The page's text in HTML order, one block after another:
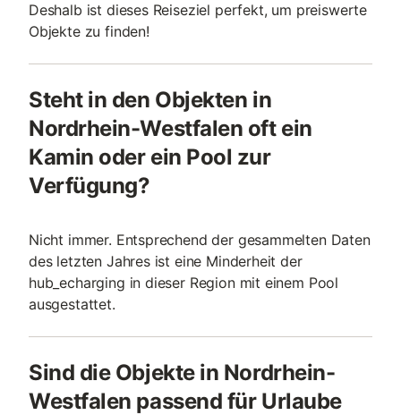
Deshalb ist dieses Reiseziel perfekt, um preiswerte
Objekte zu finden!
Steht in den Objekten in
Nordrhein-Westfalen oft ein
Kamin oder ein Pool zur
Verfügung?
Nicht immer. Entsprechend der gesammelten Daten
des letzten Jahres ist eine Minderheit der
hub_echarging in dieser Region mit einem Pool
ausgestattet.
Sind die Objekte in Nordrhein-
Westfalen passend für Urlaube